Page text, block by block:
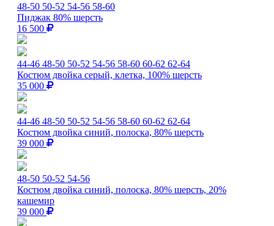
48-50 50-52 54-56 58-60
Пиджак 80% шерсть
16 500
44-46 48-50 50-52 54-56 58-60 60-62 62-64
Костюм двойка серый, клетка, 100% шерсть
35 000
44-46 48-50 50-52 54-56 58-60 60-62 62-64
Костюм двойка синий, полоска, 80% шерсть
39 000
48-50 50-52 54-56
Костюм двойка синий, полоска, 80% шерсть, 20%
кашемир
39 000